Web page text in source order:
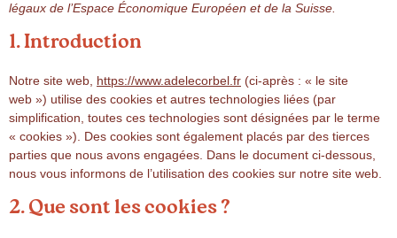
légaux de l’Espace Économique Européen et de la Suisse.
1. Introduction
Notre site web, https://www.adelecorbel.fr (ci-après : « le site
web ») utilise des cookies et autres technologies liées (par
simplification, toutes ces technologies sont désignées par le terme
« cookies »). Des cookies sont également placés par des tierces
parties que nous avons engagées. Dans le document ci-dessous,
nous vous informons de l’utilisation des cookies sur notre site web.
2. Que sont les cookies ?